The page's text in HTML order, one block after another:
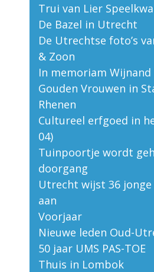
Trui van Lier
De Bazel in Utrecht
De Utrechtse foto’s
& Zoon
In memoriam Wijnand
Gouden Vrouwen in
Rhenen
Cultureel erfgoed in
04)
Tuinpoortje wordt
doorgang
Utrecht wijst 36
aan
Voorjaar
Nieuwe leden Oud-
50 jaar UMS PAS-TOE
Thuis in Lombok